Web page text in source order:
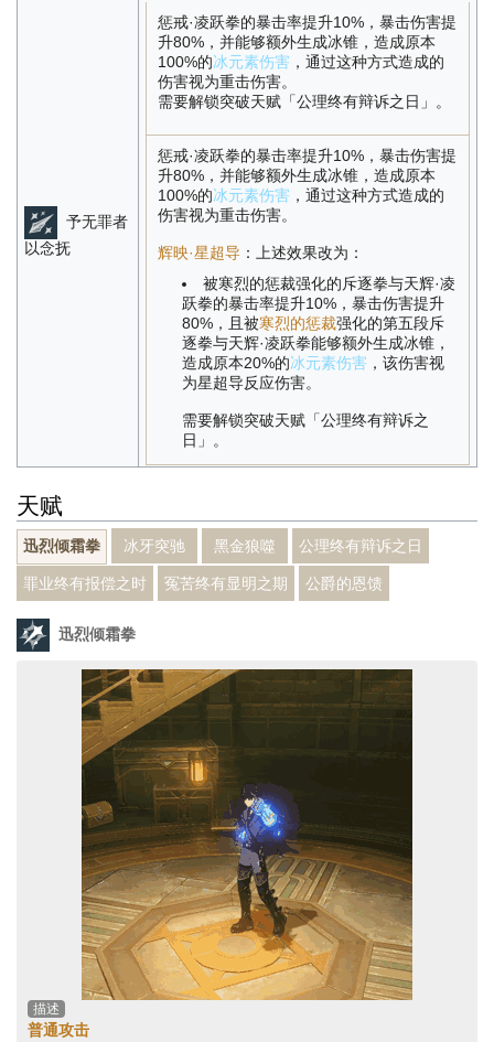
予无罪者
以念抚
惩戒·凌跃拳的暴击率提升10%，暴击伤害提
升80%，并能够额外生成冰锥，造成原本
100%的冰元素伤害 ，通过这种方式造成的
伤害视为重击伤害。
需要解锁突破天赋「公理终有辩诉之日」。
惩戒·凌跃拳的暴击率提升10%，暴击伤害提
升80%，并能够额外生成冰锥，造成原本
100%的冰元素伤害 ，通过这种方式造成的
伤害视为重击伤害。
辉映·星超导 ：上述效果改为：
被寒烈的惩裁强化的斥逐拳与天辉·凌
跃拳的暴击率提升10%，暴击伤害提升
80%，且被寒烈的惩裁强化的第五段斥
逐拳与天辉·凌跃拳能够额外生成冰锥，
造成原本20%的冰元素伤害 ，该伤害视
为星超导反应伤害。
需要解锁突破天赋「公理终有辩诉之
日」。
天赋
迅烈倾霜拳 冰牙突驰 黑金狼噬 公理终有辩诉之日
罪业终有报偿之时 冤苦终有显明之期 公爵的恩馈
迅烈倾霜拳
描述
普通攻击